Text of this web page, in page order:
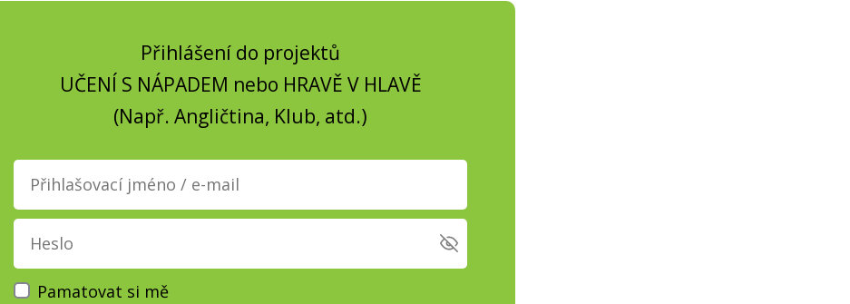
Přihlášení do projektů
UČENÍ S NÁPADEM nebo HRAVĚ V HLAVĚ
(Např. Angličtina, Klub, atd.)
Pamatovat si mě